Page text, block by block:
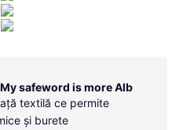
safeword is more Alb
textilă ce permite
și burete